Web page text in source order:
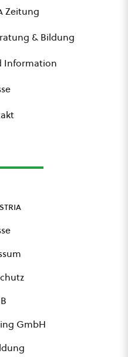
Zeitung
& Bildung
Information
GmbH